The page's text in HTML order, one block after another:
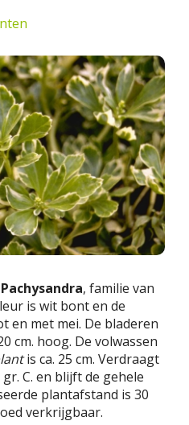
Pachysandra, familie van
is wit bont en de
en met mei. De bladeren
cm. hoog. De volwassen
is ca. 25 cm. Verdraagt
C. en blijft de gehele
plantafstand is 30
verkrijgbaar.